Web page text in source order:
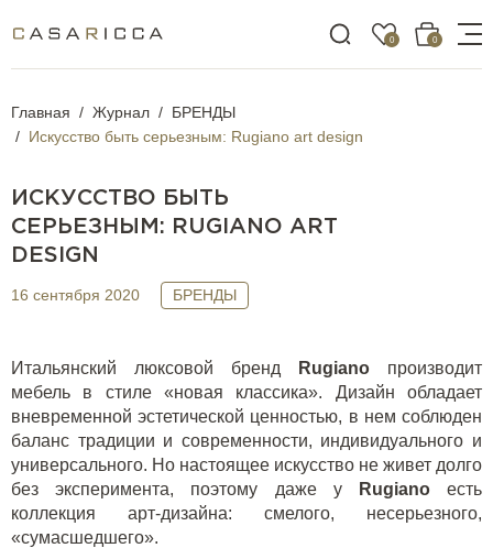
0 0
Главная Журнал
БРЕНДЫ
Искусство быть серьезным: Rugiano art design
ИСКУССТВО БЫТЬ
СЕРЬЕЗНЫМ: RUGIANO ART
DESIGN
16 сентября 2020 БРЕНДЫ
Итальянский люксовой бренд Rugiano производит
мебель в стиле «новая классика». Дизайн обладает
вневременной эстетической ценностью, в нем соблюден
баланс традиции и современности, индивидуального и
универсального. Но настоящее искусство не живет долго
без эксперимента, поэтому даже у
Rugianoесть
коллекция арт-дизайна: смелого, несерьезного,
«сумасшедшего».